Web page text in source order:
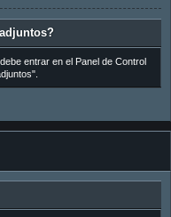
entrar en el Panel de Control